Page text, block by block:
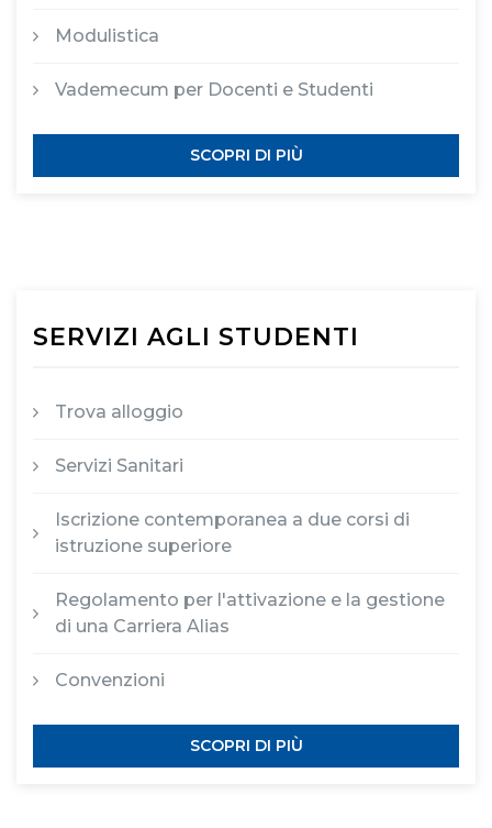
Modulistica
Vademecum per Docenti e Studenti
SCOPRI DI PIÙ
SERVIZI AGLI STUDENTI
Trova alloggio
Servizi Sanitari
Iscrizione contemporanea a due corsi di
istruzione superiore
Regolamento per l'attivazione e la gestione
di una Carriera Alias
Convenzioni
SCOPRI DI PIÙ